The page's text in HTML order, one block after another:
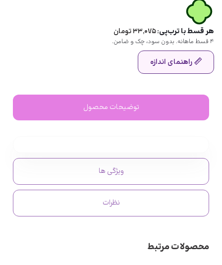
هر قسط با ترب‌پی:۳۳,۰۷۵تومان
۴ قسط ماهانه. بدون سود، چک و ضامن.
راهنمای اندازه
توضیحات محصول
ویژگی ها
نظرات
محصولات مرتبط